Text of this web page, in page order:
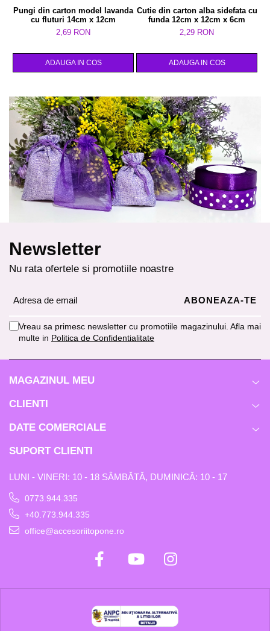
Pungi din carton model lavanda
cu fluturi 14cm x 12cm
2,69 RON
ADAUGA IN COS
Cutie din carton alba sidefata cu
funda 12cm x 12cm x 6cm
2,29 RON
ADAUGA IN COS
Newsletter
Nu rata ofertele si promotiile noastre
Vreau sa primesc newsletter cu promotiile magazinului. Afla mai
multe in Politica de Confidentialitate
MAGAZINUL MEU
CLIENTI
DATE COMERCIALE
SUPORT CLIENTI
LUNI - VINERI: 10 - 18 SÂMBĂTĂ, DUMINICĂ: 10 - 17
0773.944.335
+40.773.944.335
office@accesoriitopone.ro